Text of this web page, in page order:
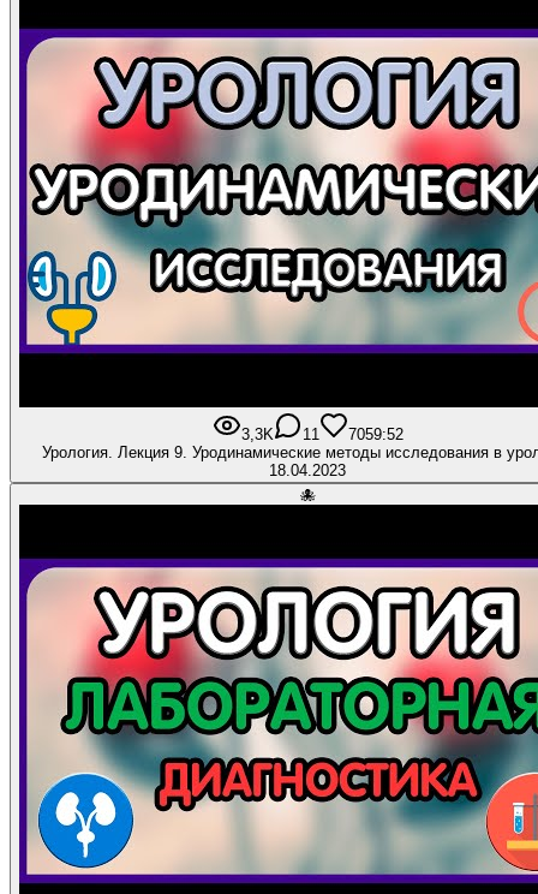
3,3K 11 7059:52
Урология. Лекция 9. Уродинамические методы исследования в
18.04.2023
🐙